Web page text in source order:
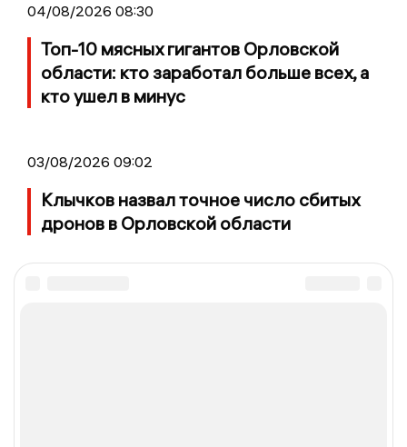
04/08/2026 08:30
Топ-10 мясных гигантов Орловской
области: кто заработал больше всех, а
кто ушел в минус
03/08/2026 09:02
Клычков назвал точное число сбитых
дронов в Орловской области